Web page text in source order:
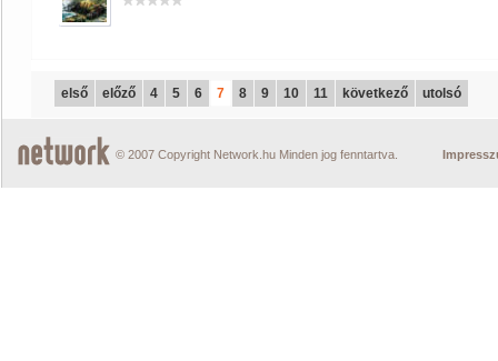
első előző 4 5 6 7 8 9 10 11 következő utolsó
© 2007 Copyright Network.hu Minden jog fenntartva.